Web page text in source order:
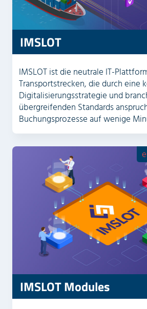
IMSLOT
IMSLOT ist die neutrale IT-
Transport­strecken, die durch eine
Digitalisierungs­strategie und
übergreifenden Standards
Buchungs­prozesse auf wenige
IMSLOT Modules